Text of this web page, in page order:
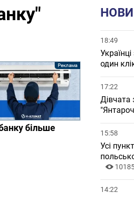
більше
18:49
один
17:22
15:58
Усі
14:22